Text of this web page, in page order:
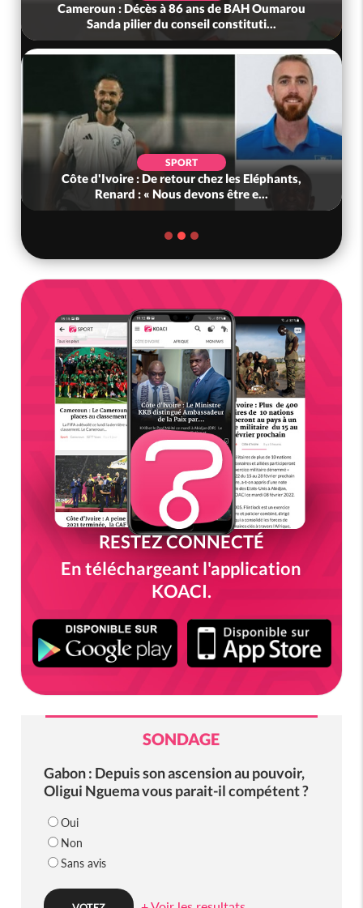
Cameroun : Décès à 86 ans de BAH Oumarou
Sanda pilier du conseil constituti...
SPORT
Côte d'Ivoire : De retour chez les Eléphants,
Renard : « Nous devons être e...
RESTEZ CONNECTÉ
En téléchargeant l'application
KOACI.
SONDAGE
Gabon : Depuis son ascension au pouvoir,
Oligui Nguema vous parait-il compétent ?
Oui
Non
Sans avis